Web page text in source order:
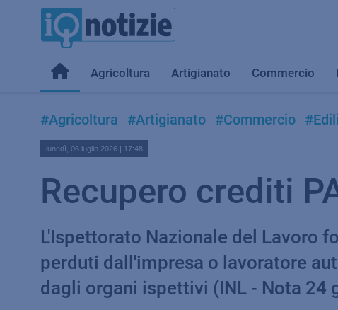
Agricoltura Artigianato Commercio
#Agricoltura #Artigianato #Commercio
lunedì, 06 luglio 2026 | 17:48
Recupero crediti
L'Ispettorato Nazionale del Lavoro
perduti dall'impresa o lavoratore
dagli organi ispettivi (INL - Nota 24